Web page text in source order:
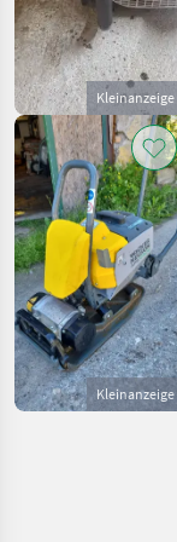
Kleinanzeige
Kleinanzeige